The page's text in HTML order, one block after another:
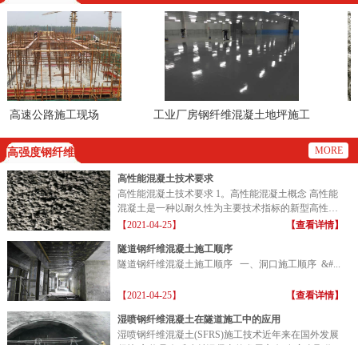
速公路施工现场
工业厂房钢纤维混凝土地坪施工
高强度钢纤维 MORE
高性能混凝土技术要求
高性能混凝土技术要求 1。高性能混凝土概念 高性能
混凝土是一种以耐久性为主要技术指标的新型高性能
混凝土...
【2021-04-25】 【查看详情】
隧道钢纤维混凝土施工顺序
隧道钢纤维混凝土施工顺序 一、洞口施工顺序 &#...
【2021-04-25】 【查看详情】
湿喷钢纤维混凝土在隧道施工中的应用
湿喷钢纤维混凝土(SFRS)施工技术近年来在国外发展